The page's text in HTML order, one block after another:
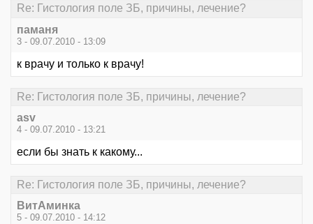
Re: Гистология поле ЗБ, причины, лечение?
паманя
3 - 09.07.2010 - 13:09
к врачу и только к врачу!
Re: Гистология поле ЗБ, причины, лечение?
asv
4 - 09.07.2010 - 13:21
если бы знать к какому...
Re: Гистология поле ЗБ, причины, лечение?
ВитАминка
5 - 09.07.2010 - 14:12